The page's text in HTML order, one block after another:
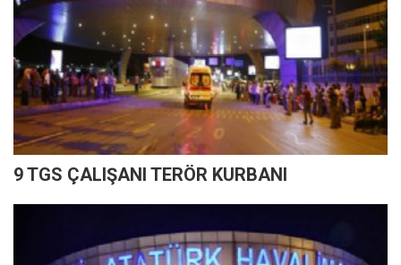
9 TGS ÇALIŞANI TERÖR KURBANI